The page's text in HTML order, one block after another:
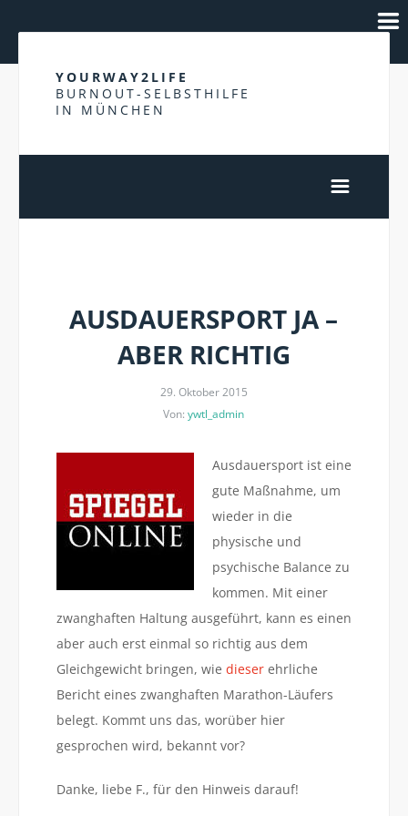
YOURWAY2LIFE
BURNOUT-SELBSTHILFE
IN MÜNCHEN
AUSDAUERSPORT JA –
ABER RICHTIG
29. Oktober 2015
Von:ywtl_admin
Ausdauersport ist eine
gute Maßnahme, um
wieder in die
physische und
psychische Balance zu
kommen. Mit einer
zwanghaften Haltung ausgeführt, kann es einen
aber auch erst einmal so richtig aus dem
Gleichgewicht bringen, wie dieser ehrliche
Bericht eines zwanghaften Marathon-Läufers
belegt. Kommt uns das, worüber hier
gesprochen wird, bekannt vor?
Danke, liebe F., für den Hinweis darauf!